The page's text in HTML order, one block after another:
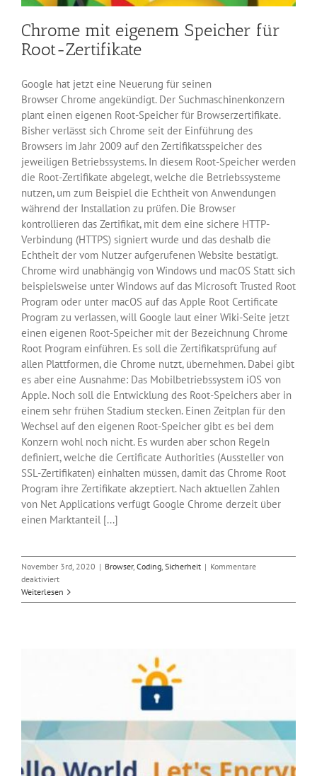
Chrome mit eigenem Speicher für
Root-Zertifikate
Google hat jetzt eine Neuerung für seinen
Browser Chrome angekündigt. Der Suchmaschinenkonzern
plant einen eigenen Root-Speicher für Browserzertifikate.
Bisher verlässt sich Chrome seit der Einführung des
Browsers im Jahr 2009 auf den Zertifikatsspeicher des
jeweiligen Betriebssystems. In diesem Root-Speicher werden
die Root-Zertifikate abgelegt, welche die Betriebssysteme
nutzen, um zum Beispiel die Echtheit von Anwendungen
während der Installation zu prüfen. Die Browser
kontrollieren das Zertifikat, mit dem eine sichere HTTP-
Verbindung (HTTPS) signiert wurde und das deshalb die
Echtheit der vom Nutzer aufgerufenen Website bestätigt.
Chrome wird unabhängig von Windows und macOS Statt sich
beispielsweise unter Windows auf das Microsoft Trusted Root
Program oder unter macOS auf das Apple Root Certificate
Program zu verlassen, will Google laut einer Wiki-Seite jetzt
einen eigenen Root-Speicher mit der Bezeichnung Chrome
Root Program einführen. Es soll die Zertifikatsprüfung auf
allen Plattformen, die Chrome nutzt, übernehmen. Dabei gibt
es aber eine Ausnahme: Das Mobilbetriebssystem iOS von
Apple. Noch soll die Entwicklung des Root-Speichers aber in
einem sehr frühen Stadium stecken. Einen Zeitplan für den
Wechsel auf den eigenen Root-Speicher gibt es bei dem
Konzern wohl noch nicht. Es wurden aber schon Regeln
definiert, welche die Certificate Authorities (Aussteller von
SSL-Zertifikaten) einhalten müssen, damit das Chrome Root
Program ihre Zertifikate akzeptiert. Nach aktuellen Zahlen
von Net Applications verfügt Google Chrome derzeit über
einen Marktanteil [...]
November 3rd, 2020 | Browser, Coding, Sicherheit | Kommentare
deaktiviertfür
Chrome
mit
Weiterlesen